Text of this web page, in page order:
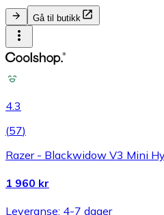
Gå til butikk
4.3
(57)
Razer - Blackwidow V3 Mini
1 960 kr
Leveranse: 4-7 dager